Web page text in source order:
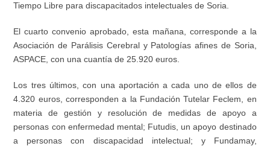
Tiempo Libre para discapacitados intelectuales de Soria.
El cuarto convenio aprobado, esta mañana, corresponde a la
Asociación de Parálisis Cerebral y Patologías afines de Soria,
ASPACE, con una cuantía de 25.920 euros.
Los tres últimos, con una aportación a cada uno de ellos de
4.320 euros, corresponden a la Fundación Tutelar Feclem, en
materia de gestión y resolución de medidas de apoyo a
personas con enfermedad mental; Futudis, un apoyo destinado
a personas con discapacidad intelectual; y Fundamay,